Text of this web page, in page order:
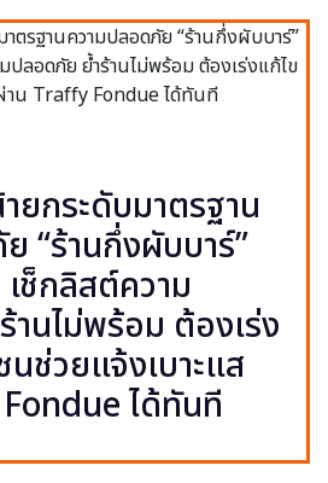
ยกระดับมาตรฐาน
“ร้านกึ่งผับบาร์”
ช็กลิสต์ความ
นไม่พร้อม ต้องเร่ง
นช่วยแจ้งเบาะแส
ได้ทันที